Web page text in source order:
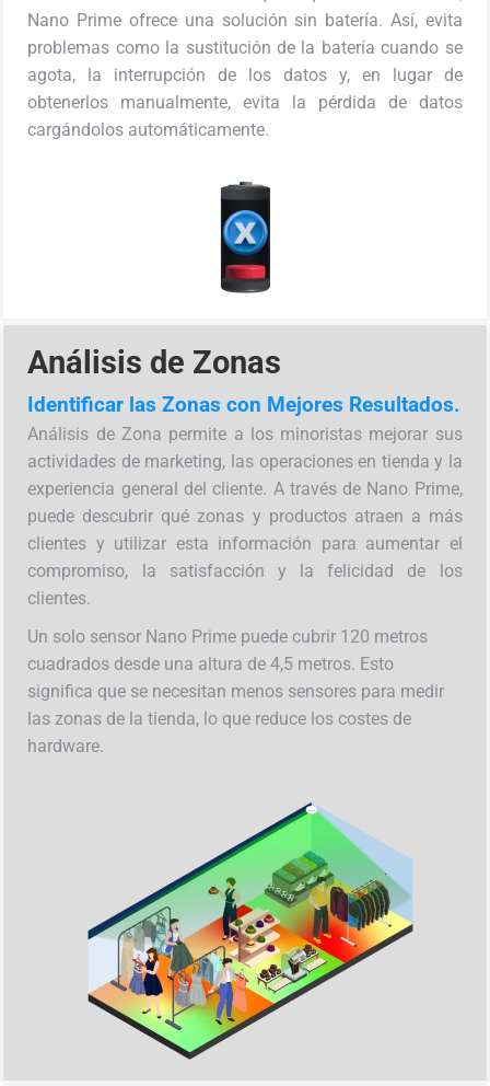
Nano Prime ofrece una solución sin batería. Así, evita
problemas como la sustitución de la batería cuando se
agota, la interrupción de los datos y, en lugar de
obtenerlos manualmente, evita la pérdida de datos
cargándolos automáticamente.
Análisis de Zonas
Identificar las Zonas con Mejores Resultados.
Análisis de Zona permite a los minoristas mejorar sus
actividades de marketing, las operaciones en tienda y la
experiencia general del cliente. A través de Nano Prime,
puede descubrir qué zonas y productos atraen a más
clientes y utilizar esta información para aumentar el
compromiso, la satisfacción y la felicidad de los
clientes.
Un solo sensor Nano Prime puede cubrir 120 metros
cuadrados desde una altura de 4,5 metros. Esto
significa que se necesitan menos sensores para medir
las zonas de la tienda, lo que reduce los costes de
hardware.